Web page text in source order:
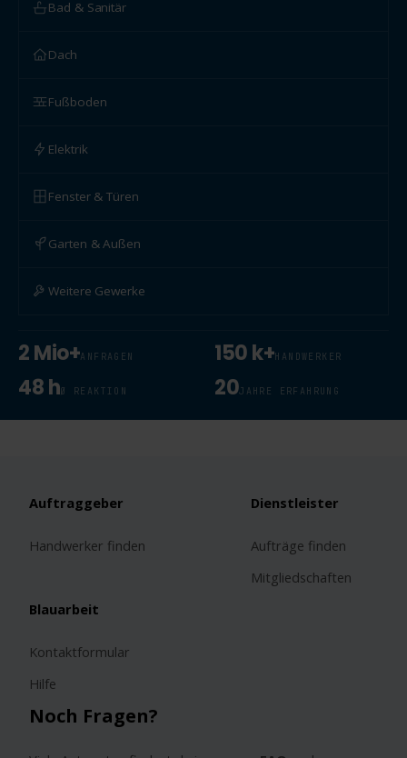
Bad & Sanitär
Dach
Fußboden
Elektrik
Fenster & Türen
Garten & Außen
Weitere Gewerke
2 Mio+ANFRAGEN 150 k+HANDWERKER
48 hØ REAKTION 20JAHRE ERFAHRUNG
Noch Fragen?
Auftraggeber
Handwerker finden
Dienstleister
Aufträge finden
Mitgliedschaften
Blauarbeit
Kontaktformular
Hilfe